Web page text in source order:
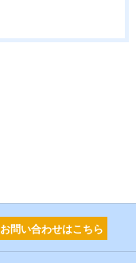
お問い合わせはこちら